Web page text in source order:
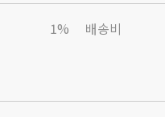
1% 배송비